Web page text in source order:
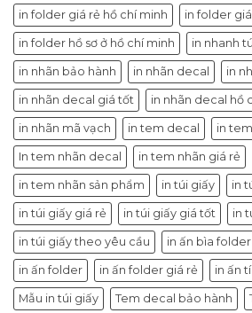
in folder giá rẻ hồ chí minh in folder
in folder hồ sơ ở hồ chí minh in nhanh
in nhãn bảo hành in nhãn decal in
in nhãn decal giá tốt in nhãn decal hồ
in nhãn mã vạch in tem decal in
In tem nhãn decal in tem nhãn giá rẻ
in tem nhãn sản phẩm in túi giấy in
in túi giấy giá rẻ in túi giấy giá tốt in
in túi giấy theo yêu cầu in ấn bìa folder
in ấn folder in ấn folder giá rẻ in ấn
Mẫu in túi giấy Tem decal bảo hành